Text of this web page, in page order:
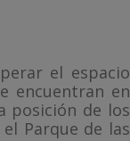
el espacio
encuentran en
posición de los
Parque de las